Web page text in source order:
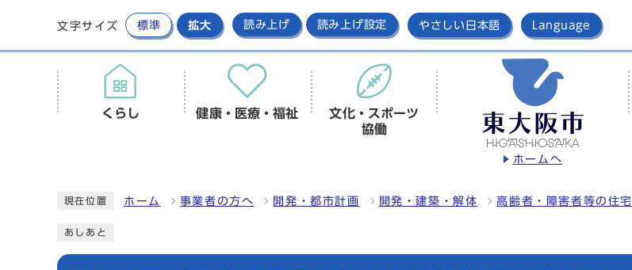
文字サイズ 標準 拡大 読み上げ 読み上げ設定 やさしい日本語 Language
ホームへ
くらし 健康・医療・福祉
文化・スポーツ
協働
現在位置 ホーム 事業者の方へ 開発・都市計画 開発・建築・解体 高齢者・障害者等の住宅
あしあと